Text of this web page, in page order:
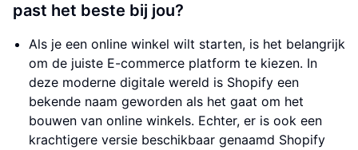
past het beste bij jou?
Als je een online winkel wilt starten, is het belangrijk
om de juiste E-commerce platform te kiezen. In
deze moderne digitale wereld is Shopify een
bekende naam geworden als het gaat om het
bouwen van online winkels. Echter, er is ook een
krachtigere versie beschikbaar genaamd Shopify